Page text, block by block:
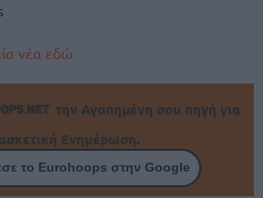
νέα εδώ
την Αγαπημένη σου πηγή για
Ενημέρωση.
το Eurohoops στην Google